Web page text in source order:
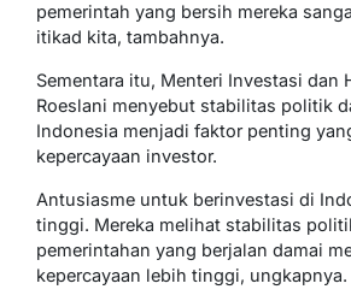
pemerintah yang bersih mereka
itikad kita, tambahnya.
Sementara itu, Menteri Investasi dan
Roeslani menyebut stabilitas politik
Indonesia menjadi faktor penting
kepercayaan investor.
Antusiasme untuk berinvestasi di
tinggi. Mereka melihat stabilitas
pemerintahan yang berjalan damai
kepercayaan lebih tinggi, ungkapnya.